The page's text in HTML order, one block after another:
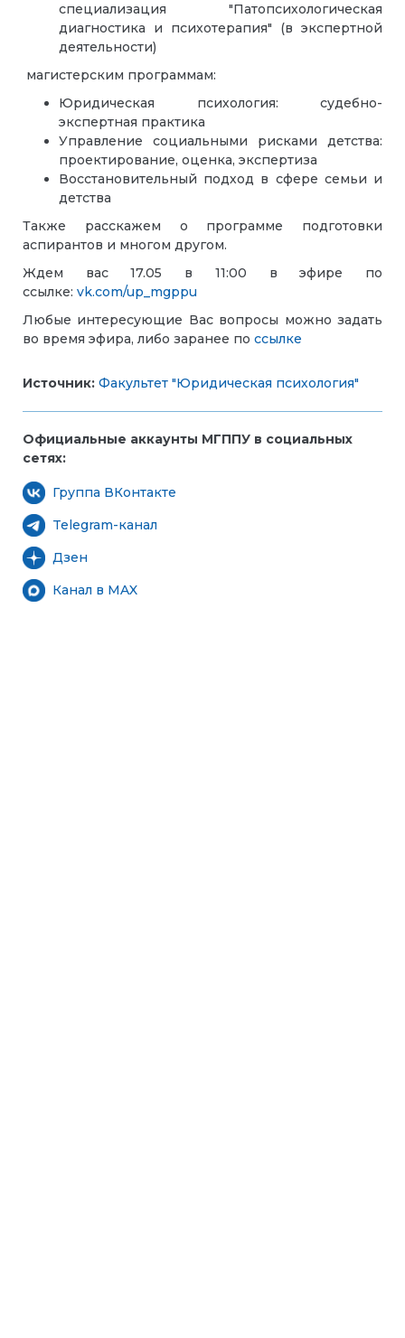
специализация "Патопсихологическая
диагностика и психотерапия" (в экспертной
деятельности)
магистерским программам:
Юридическая психология: судебно-
экспертная практика
Управление социальными рисками детства:
проектирование, оценка, экспертиза
Восстановительный подход в сфере семьи и
детства
Также расскажем о программе подготовки
аспирантов и многом другом.
Ждем вас 17.05 в 11:00 в эфире по
ссылке: vk.com/up_mgppu
Любые интересующие Вас вопросы можно задать
во время эфира, либо заранее по ссылке
Источник: Факультет "Юридическая психология"
Официальные аккаунты МГППУ в социальных
сетях:
Группа ВКонтакте
Telegram-канал
Дзен
Канал в MAX